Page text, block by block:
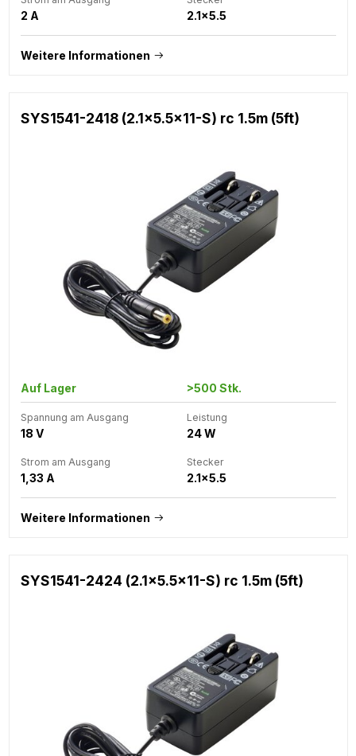
2 A 2.1x5.5
Weitere Informationen
SYS1541-2418 (2.1x5.5x11-S) rc 1.5m (5ft)
Auf Lager >500 Stk.
Spannung am Ausgang
18 V
Leistung
24 W
Strom am Ausgang
1,33 A
Stecker
2.1x5.5
Weitere Informationen
SYS1541-2424 (2.1x5.5x11-S) rc 1.5m (5ft)